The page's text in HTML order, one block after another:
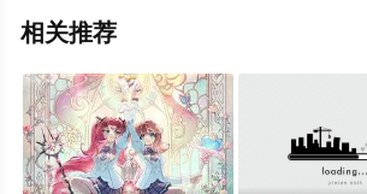
相关推荐